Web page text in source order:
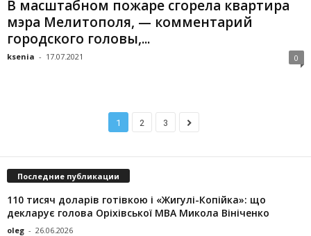
В масштабном пожаре сгорела квартира
мэра Мелитополя, — комментарий
городского головы,...
ksenia - 17.07.2021 0
1 2 3
Последние публикации
110 тисяч доларів готівкою і «Жигулі-Копійка»: що
декларує голова Оріхівської МВА Микола Вініченко
oleg - 26.06.2026